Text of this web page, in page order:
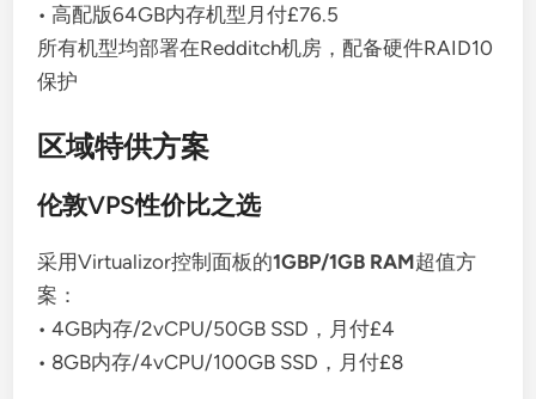
• 高配版64GB内存机型月付£76.5
所有机型均部署在Redditch机房，配备硬件RAID10
保护
区域特供方案
伦敦VPS性价比之选
采用Virtualizor控制面板的1GBP/1GB RAM超值方
案：
• 4GB内存/2vCPU/50GB SSD，月付£4
• 8GB内存/4vCPU/100GB SSD，月付£8